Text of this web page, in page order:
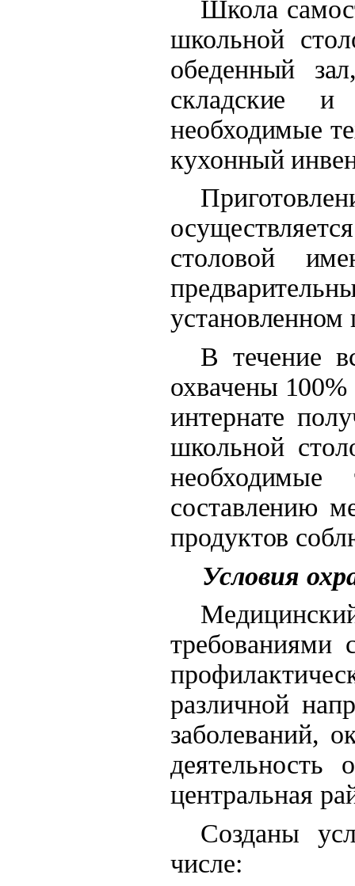
Школа
школьной
обеденный
складские и
необходимые
кухонный
столовой
установленном
В течение
охвачены
интернате
школьной
необходимые
составлению
продуктов
Условия
требованиями
различной
заболеваний,
центральная
Созданы
числе: